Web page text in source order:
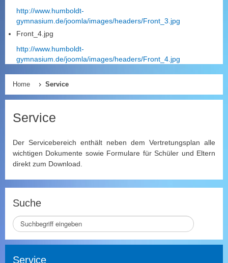
http://www.humboldt-
gymnasium.de/joomla/images/headers/Front_3.jpg
Front_4.jpg
http://www.humboldt-
gymnasium.de/joomla/images/headers/Front_4.jpg
Home Service
Service
Der Servicebereich enthält neben dem Vertretungsplan alle
wichtigen Dokumente sowie Formulare für Schüler und Eltern
direkt zum Download.
Suche
S
e
i
e
Service